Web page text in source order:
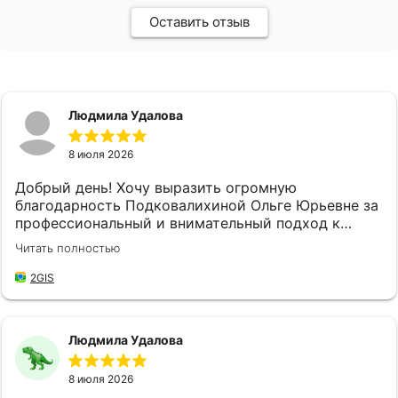
Оставить отзыв
Людмила Удалова
8 июля 2026
Добрый день! Хочу выразить огромную
благодарность Подковалихиной Ольге Юрьевне за
профессиональный и внимательный подход к
своей работе, за качественное и быстрое
обслуживание! Не впервые обращаюсь в "
Страховой Дом ДБК", и каждый раз меня приятно
потребности и предложить наилучшие решения,
что значительно упрощает мой процесс
оформления документов и решение возникших
Читать полностью
2GIS
Людмила Удалова
8 июля 2026